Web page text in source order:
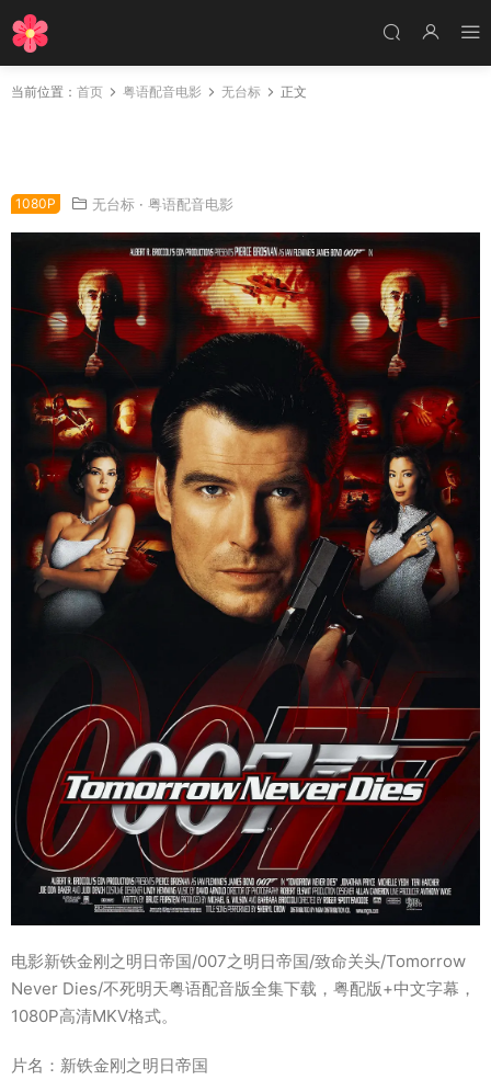
当前位置： 首页 粤语配音电影 无台标 正文
1080P 无台标 · 粤语配音电影
电影新铁金刚之明日帝国/007之明日帝国/致命关头/Tomorrow
Never Dies/不死明天粤语配音版全集下载，粤配版+中文字幕，
1080P高清MKV格式。
片名：新铁金刚之明日帝国